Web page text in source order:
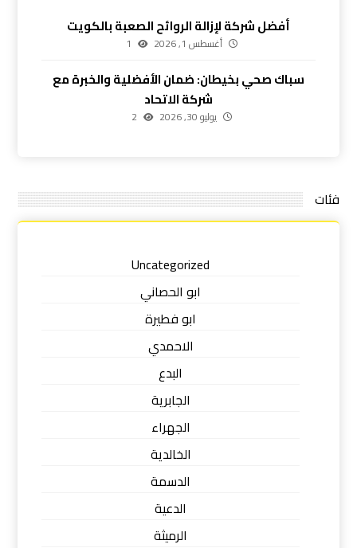
أفضل شركة لإزالة الروائح الصعبة بالكويت
أغسطس 1, 2026 1
سباك صحي بخيطان: ضمان الأفضلية والخبرة مع
شركة الاتحاد
يوليو 30, 2026 2
فئات
Uncategorized
ابو الحصاني
ابو فطيرة
الاحمدي
البدع
الجابرية
الجهراء
الخالدية
الدسمة
الدعية
الرميثة